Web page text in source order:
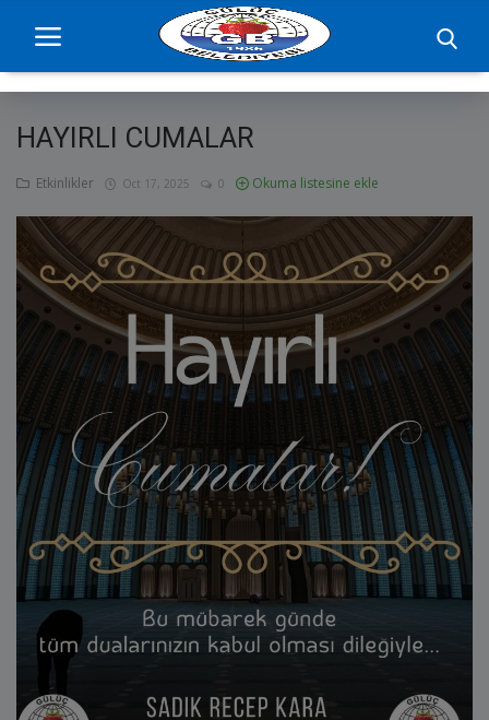
Başkan
Yönetim
Etkinlikler
E-Belediye
İletişim
Giriş
Kayıt
HAYIRLI CUMALAR
Etkinlikler Oct 17, 2025 0 Okuma listesine ekle